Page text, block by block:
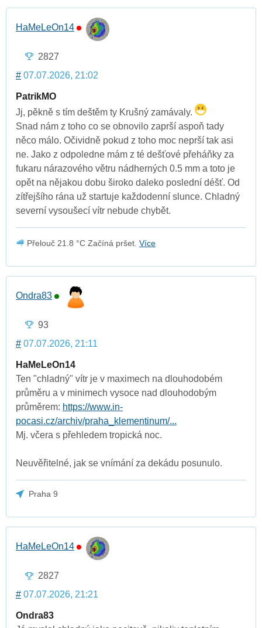
HaMeLeOn14
2827
# 07.07.2026, 21:02
PatrikMO
Jj, pěkně s tím deštěm ty Krušný zamávaly.
Snad nám z toho co se obnovilo zaprší aspoň tady
něco málo. Očividně pokud z toho moc neprší tak asi
ne. Jako z odpoledne mám z té dešťové přeháňky za
fukaru nárazového větru nádherných 0.5 mm a toto je
opět na nějakou dobu široko daleko poslední déšť. Od
zítřejšího rána už startuje každodenní slunce. Chladný
severní vysoušecí vítr nebude chybět.
Přelouč 21.8 °C Začíná pršet. Více
Ondra83
93
# 07.07.2026, 21:11
HaMeLeOn14
Ten "chladný" vítr je v maximech na dlouhodobém
průměru a v minimech vysoce nad dlouhodobým
průměrem: https://www.in-
pocasi.cz/archiv/praha_klementinum/...
Mj. včera s přehledem tropická noc.
Neuvěřitelné, jak se vnímání za dekádu posunulo.
Praha 9
HaMeLeOn14
2827
# 07.07.2026, 21:21
Ondra83